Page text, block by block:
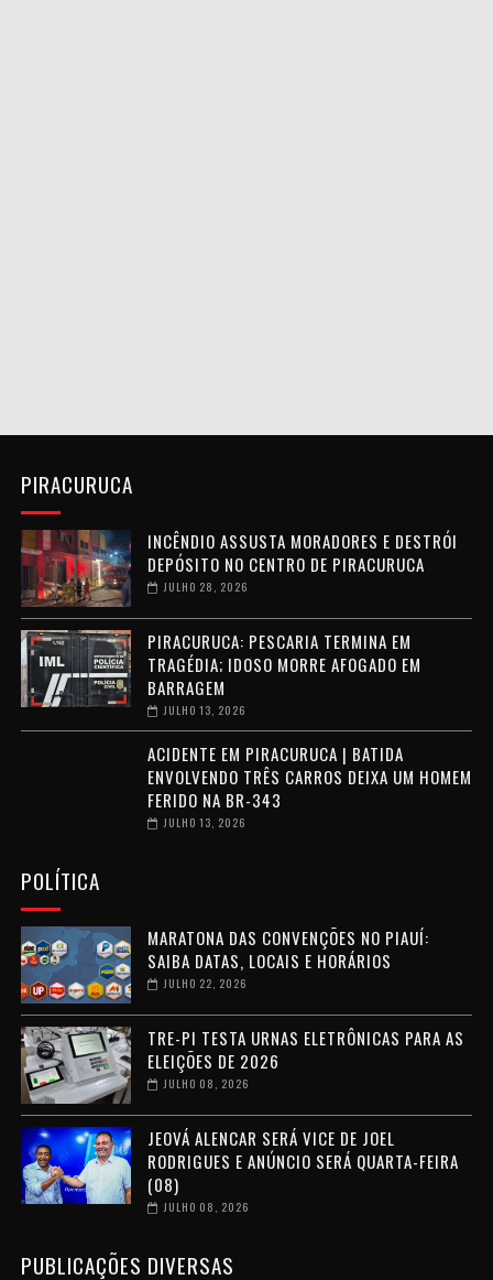
PIRACURUCA
INCÊNDIO ASSUSTA MORADORES E DESTRÓI
DEPÓSITO NO CENTRO DE PIRACURUCA
JULHO 28, 2026
PIRACURUCA: PESCARIA TERMINA EM
TRAGÉDIA; IDOSO MORRE AFOGADO EM
BARRAGEM
JULHO 13, 2026
ACIDENTE EM PIRACURUCA | BATIDA
ENVOLVENDO TRÊS CARROS DEIXA UM HOMEM
FERIDO NA BR-343
JULHO 13, 2026
POLÍTICA
MARATONA DAS CONVENÇÕES NO PIAUÍ:
SAIBA DATAS, LOCAIS E HORÁRIOS
JULHO 22, 2026
TRE-PI TESTA URNAS ELETRÔNICAS PARA AS
ELEIÇÕES DE 2026
JULHO 08, 2026
JEOVÁ ALENCAR SERÁ VICE DE JOEL
RODRIGUES E ANÚNCIO SERÁ QUARTA-FEIRA
(08)
JULHO 08, 2026
PUBLICAÇÕES DIVERSAS